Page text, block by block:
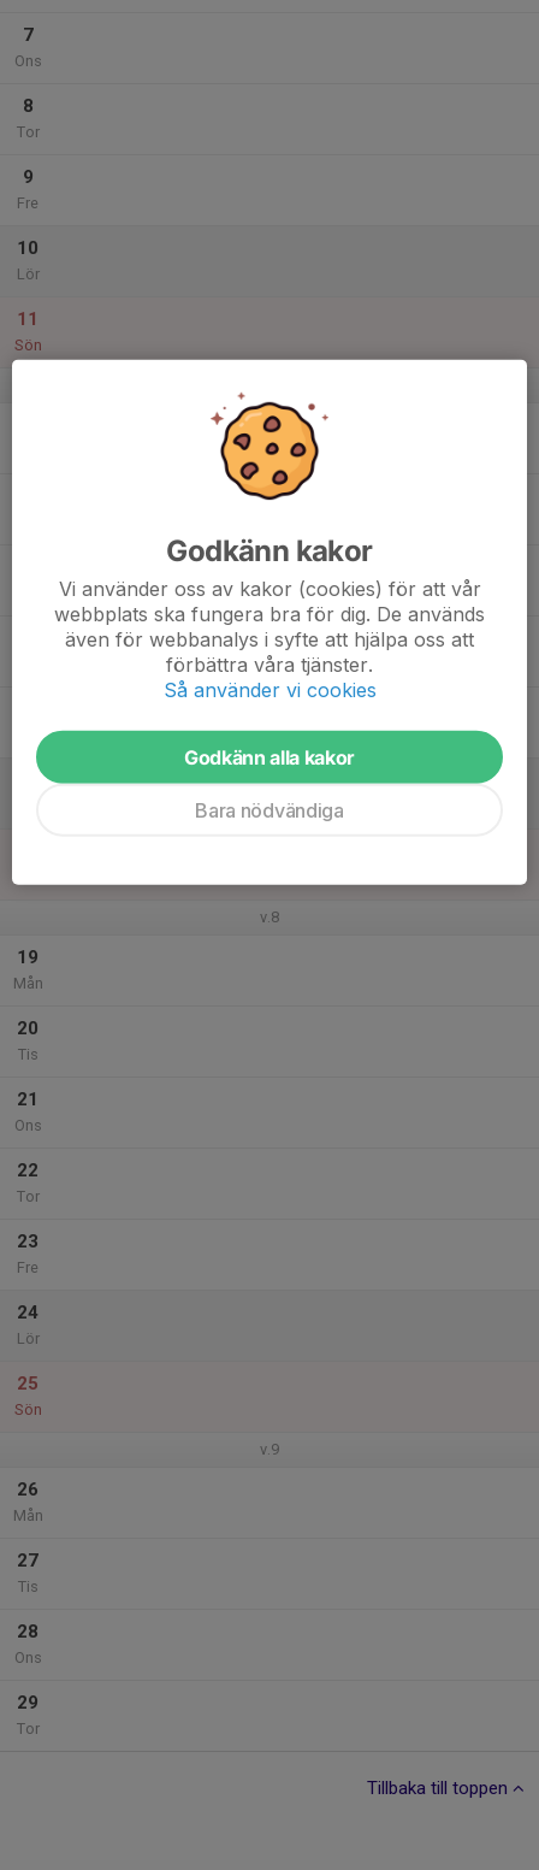
7
Ons
8
Tor
9
Fre
10
Lör
11
Sön
v.8
19
Mån
20
Tis
21
Ons
22
Tor
23
Fre
24
Lör
25
Sön
v.9
26
Mån
27
Tis
28
Ons
29
Tor
Tillbaka till toppen
Godkänn kakor
Vi använder oss av kakor (cookies) för att vår
webbplats ska fungera bra för dig. De används
även för webbanalys i syfte att hjälpa oss att
förbättra våra tjänster.
Så använder vi cookies
Godkänn alla kakor
Bara nödvändiga